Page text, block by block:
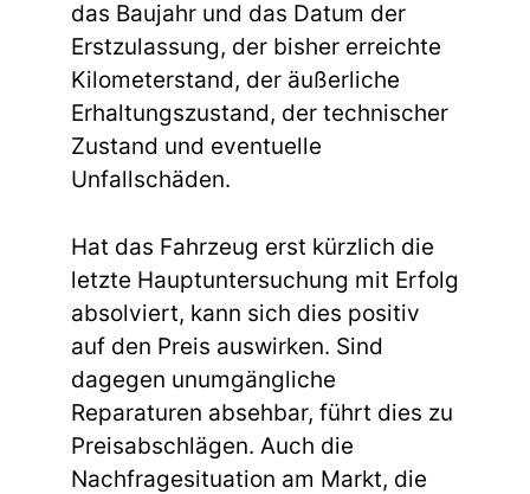
das Baujahr und das Datum der
Erstzulassung, der bisher erreichte
Kilometerstand, der äußerliche
Erhaltungszustand, der technischer
Zustand und eventuelle
Unfallschäden.
Hat das Fahrzeug erst kürzlich die
letzte Hauptuntersuchung mit Erfolg
absolviert, kann sich dies positiv
auf den Preis auswirken. Sind
dagegen unumgängliche
Reparaturen absehbar, führt dies zu
Preisabschlägen. Auch die
Nachfragesituation am Markt, die